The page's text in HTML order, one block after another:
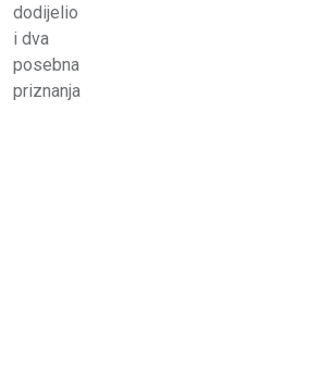
dodijelio
i dva
posebna
priznanja